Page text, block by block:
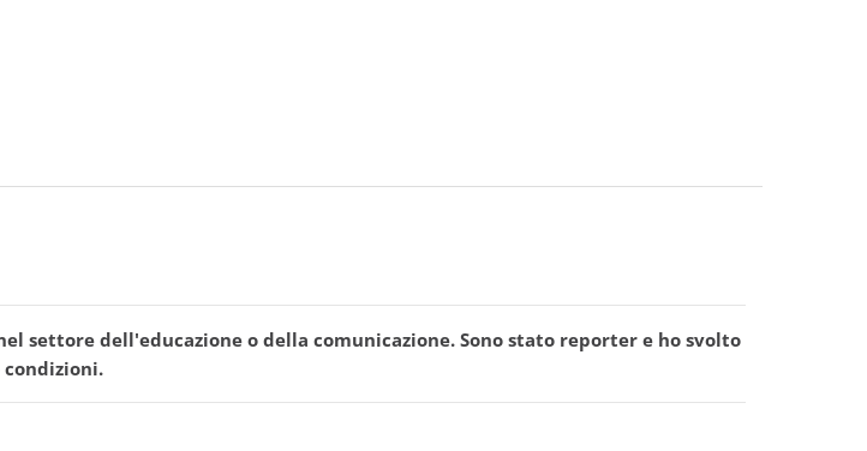
settore dell'educazione o della comunicazione. Sono stato reporter e ho svolto